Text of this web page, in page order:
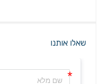
שאלו אותנו